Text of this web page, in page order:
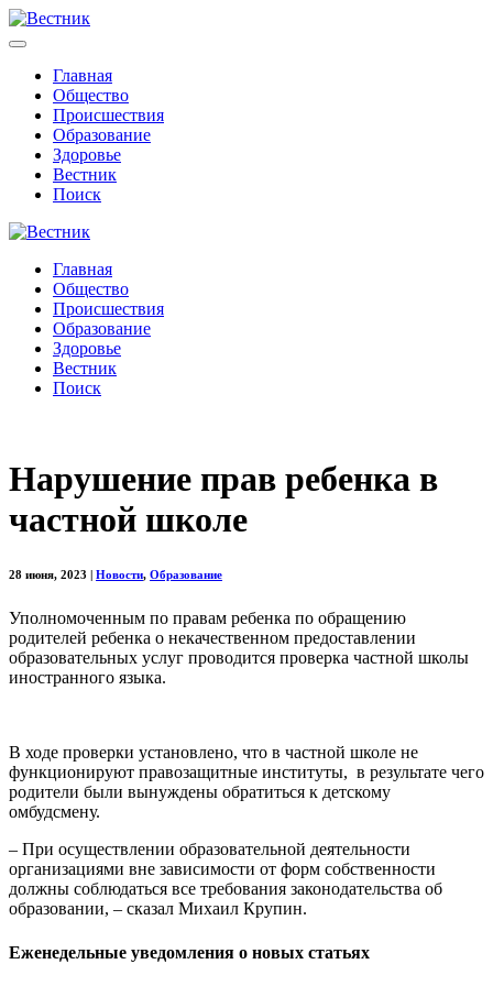
Главная
Общество
Происшествия
Образование
Здоровье
Вестник
Поиск
Главная
Общество
Происшествия
Образование
Здоровье
Вестник
Поиск
Нарушение прав ребенка в
частной школе
28 июня, 2023 Новости, Образование
Уполномоченным по правам ребенка по обращению
родителей ребенка о некачественном предоставлении
образовательных услуг проводится проверка частной школы
иностранного языка.
В ходе проверки установлено, что в частной школе не
функционируют правозащитные институты, в результате чего
родители были вынуждены обратиться к детскому
омбудсмену.
– При осуществлении образовательной деятельности
организациями вне зависимости от форм собственности
должны соблюдаться все требования законодательства об
образовании, – сказал Михаил Крупин.
Еженедельные уведомления о новых статьях